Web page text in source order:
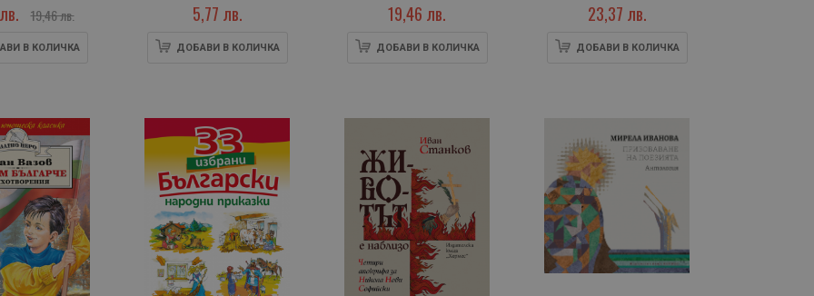
19,46 лв.
В КОЛИЧКА
5,77 лв.
ДОБАВИ В КОЛИЧКА
19,46 лв.
ДОБАВИ В КОЛИЧКА
23,37 лв.
ДОБАВИ В КОЛИЧКА